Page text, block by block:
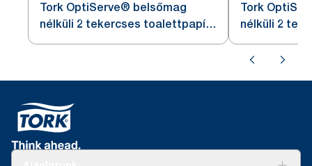
Tork OptiServe® belsőmag
nélküli 2 tekercses toalettpapír-
adagoló
Tork
nélküli 2
adagoló